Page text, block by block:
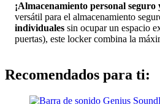
¡Almacenamiento personal
versátil para el almacenamiento
individuales sin ocupar un espacio
puertas), este locker combina la
Recomendados para ti: